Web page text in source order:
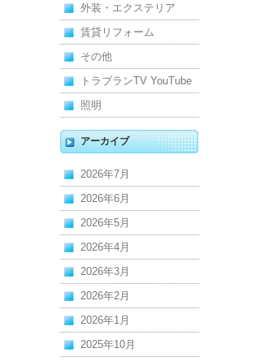
管
外装・エクステリア
賃貸リフォーム
その他
トラブランTV YouTube
照明
アーカイブ
2026年7月
2026年6月
2026年5月
2026年4月
2026年3月
2026年2月
2026年1月
2025年10月